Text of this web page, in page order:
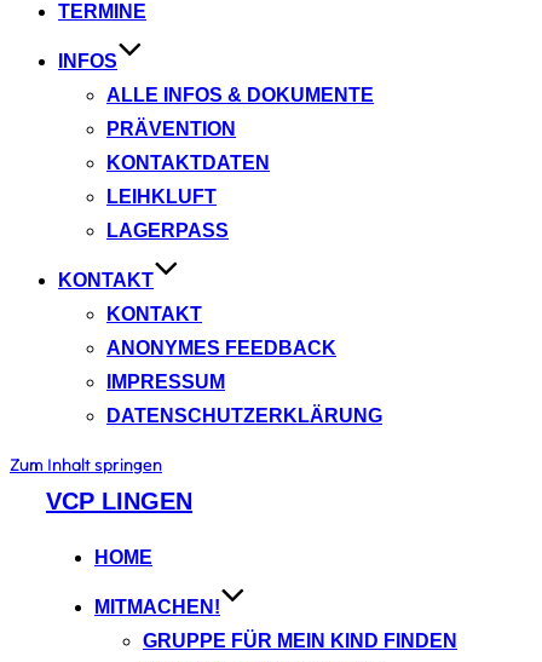
TERMINE
INFOS
ALLE INFOS & DOKUMENTE
PRÄVENTION
KONTAKTDATEN
LEIHKLUFT
LAGERPASS
KONTAKT
KONTAKT
ANONYMES FEEDBACK
IMPRESSUM
DATENSCHUTZERKLÄRUNG
Zum Inhalt springen
VCP LINGEN
HOME
MITMACHEN!
GRUPPE FÜR MEIN KIND FINDEN